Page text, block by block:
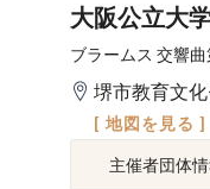
大阪公立大
ブラームス 交響
堺市教育文
[ 地図を見る ]
主催者団体